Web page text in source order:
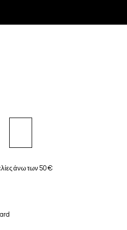
άνω των 50 €